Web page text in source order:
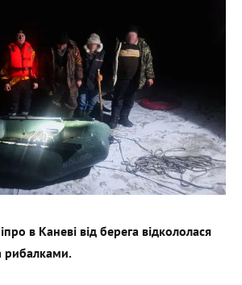
в Каневі від берега відкололася
рибалками.